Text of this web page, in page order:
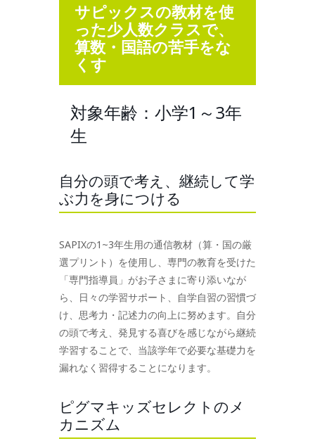
サピックスの教材を使
った少人数クラスで、
算数・国語の苦手をな
くす
対象年齢：小学1～3年
生
自分の頭で考え、継続して学
ぶ力を身につける
SAPIXの1~3年生用の通信教材（算・国の厳
選プリント）を使用し、専門の教育を受けた
「専門指導員」がお子さまに寄り添いなが
ら、日々の学習サポート、自学自習の習慣づ
け、思考力・記述力の向上に努めます。自分
の頭で考え、発見する喜びを感じながら継続
学習することで、当該学年で必要な基礎力を
漏れなく習得することになります。
ピグマキッズセレクトのメ
カニズム